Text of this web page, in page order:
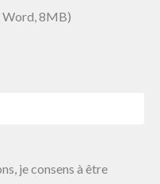
8MB)
je consens à être